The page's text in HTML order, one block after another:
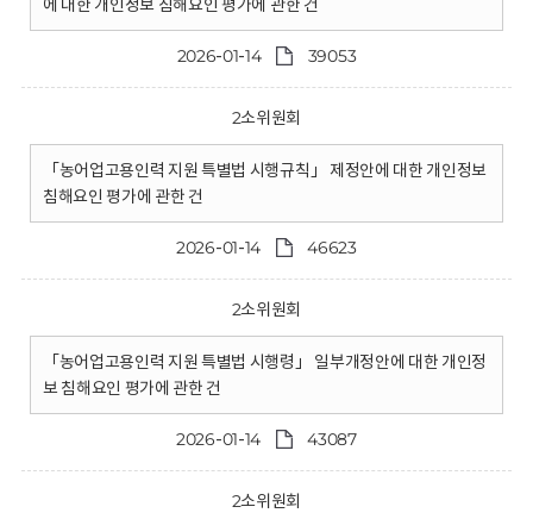
에 대한 개인정보 침해요인 평가에 관한 건
2026-01-14 39053
2소위원회
「농어업고용인력 지원 특별법 시행규칙」 제정안에 대한 개인정보
침해요인 평가에 관한 건
2026-01-14 46623
2소위원회
「농어업고용인력 지원 특별법 시행령」 일부개정안에 대한 개인정
보 침해요인 평가에 관한 건
2026-01-14 43087
2소위원회